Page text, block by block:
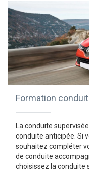
Formation
La conduite
conduite anticipée. Si
souhaitez compléter
de conduite
choisissez la conduite